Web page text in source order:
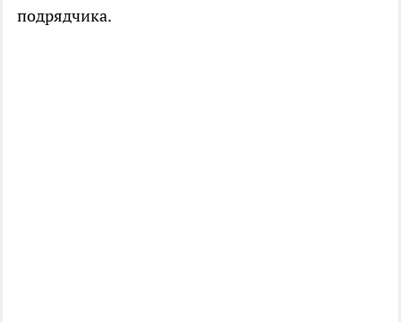
подрядчика.